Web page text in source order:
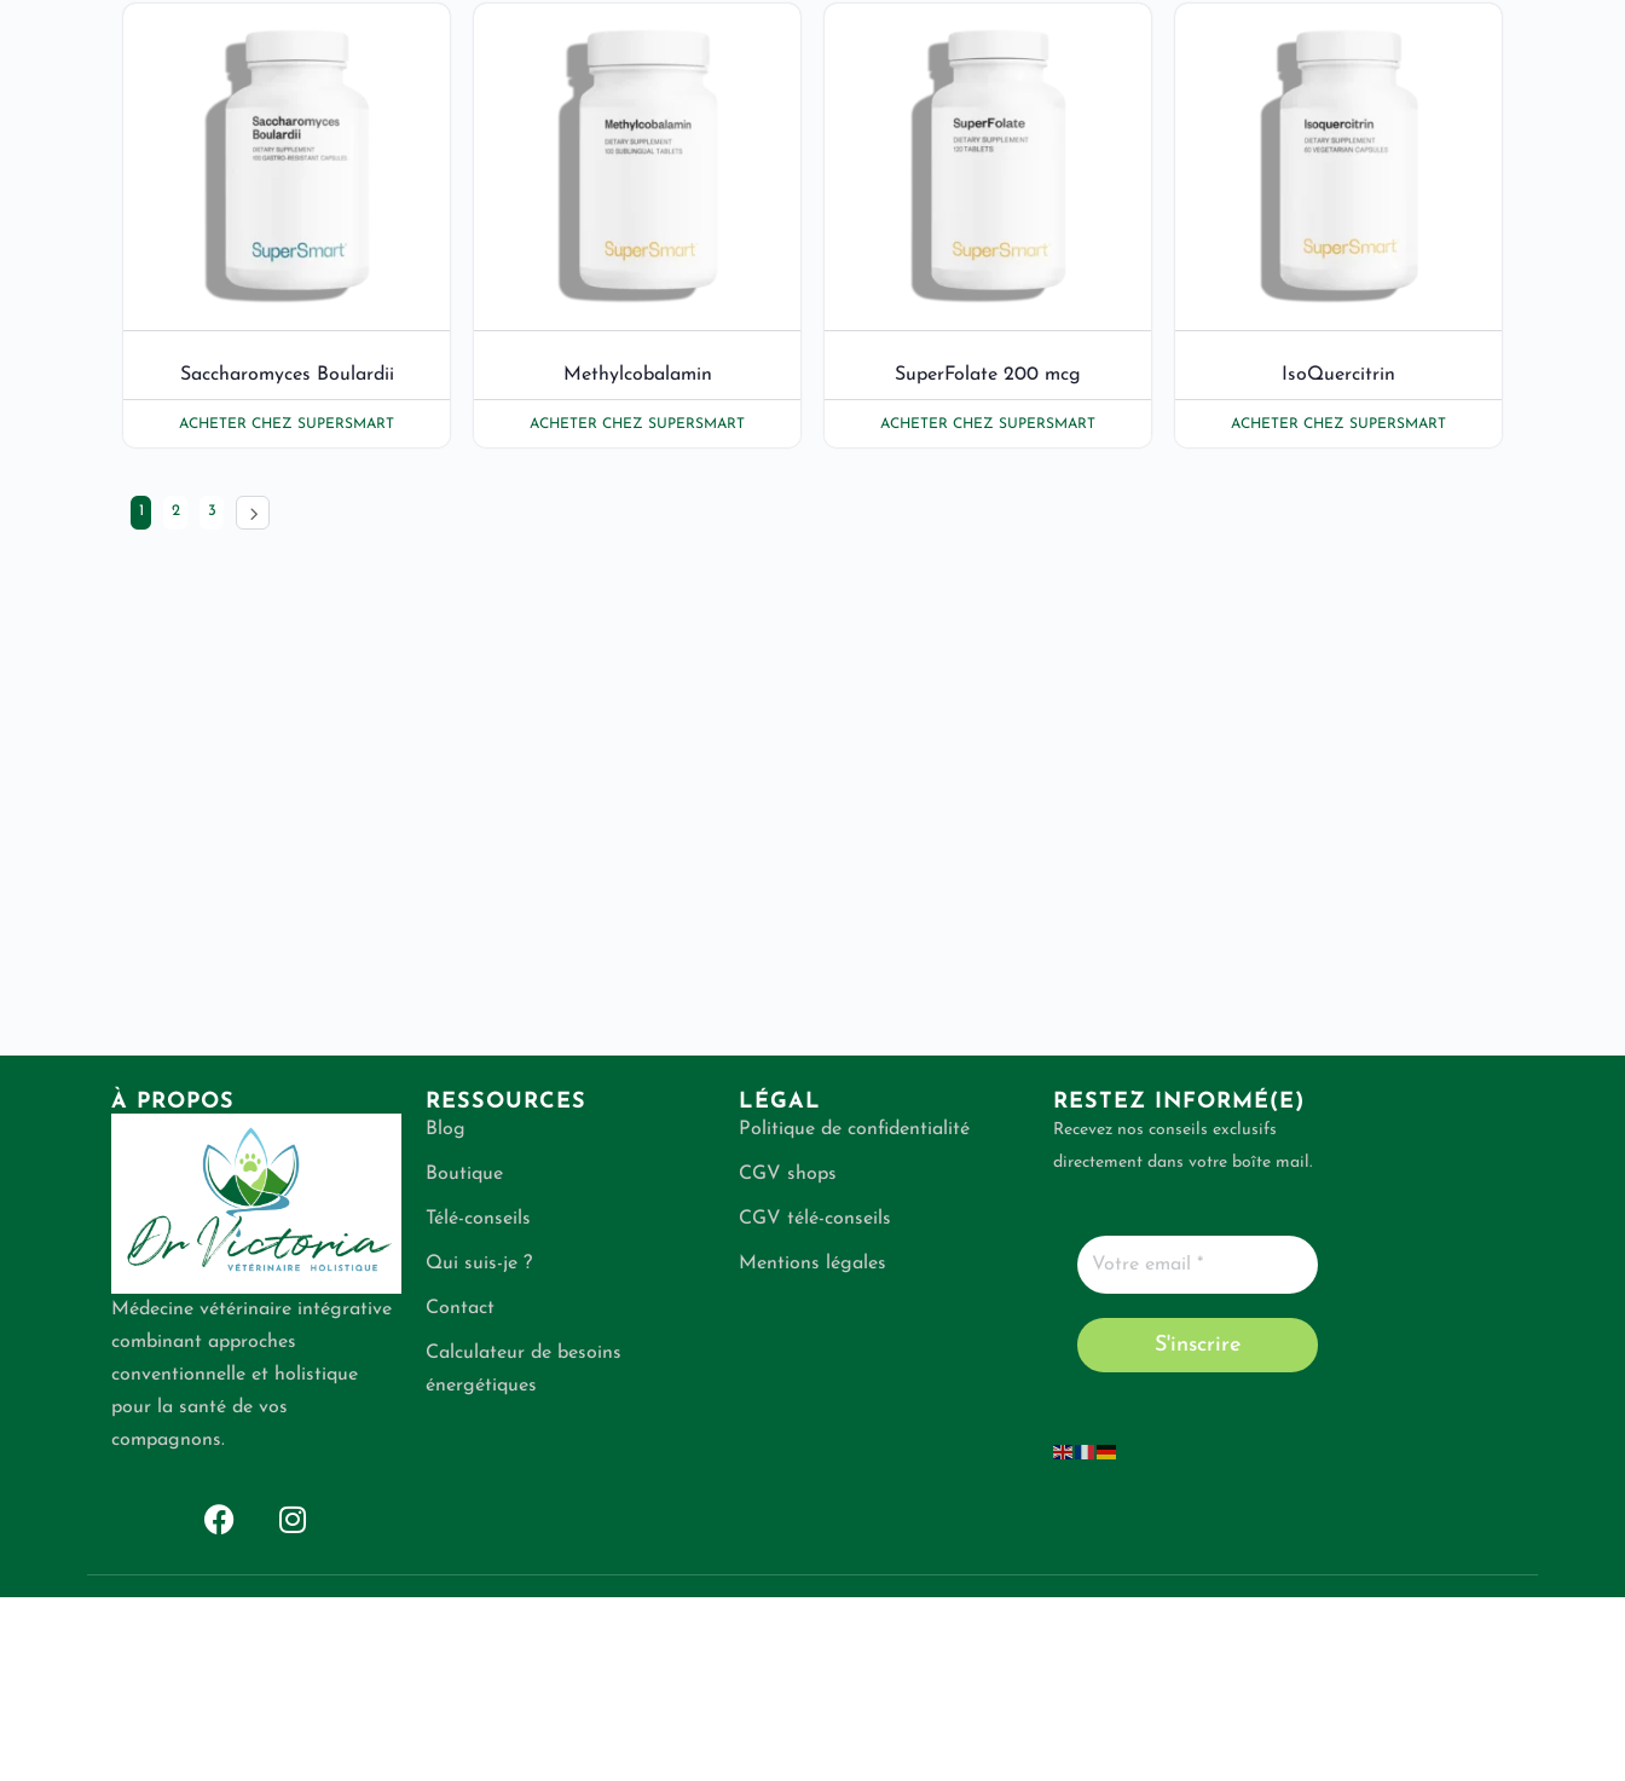
Saccharomyces Boulardii
ACHETER CHEZ SUPERSMART
Methylcobalamin
ACHETER CHEZ SUPERSMART
SuperFolate 200 mcg
ACHETER CHEZ SUPERSMART
IsoQuercitrin
ACHETER CHEZ SUPERSMART
1 2 3
À PROPOS
Médecine vétérinaire intégrative
combinant approches
conventionnelle et holistique
pour la santé de vos
compagnons.
RESSOURCES
Blog
Boutique
Télé-conseils
Qui suis-je ?
Contact
Calculateur de besoins
énergétiques
LÉGAL
Politique de confidentialité
CGV shops
CGV télé-conseils
Mentions légales
RESTEZ INFORMÉ(E)
Recevez nos conseils exclusifs
directement dans votre boîte mail.